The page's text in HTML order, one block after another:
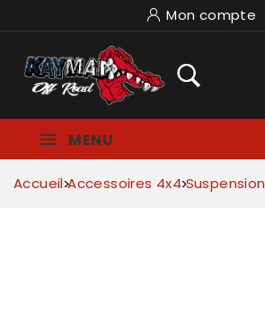
Mon compte
MENU
Accueil Accessoires 4x4 Suspension